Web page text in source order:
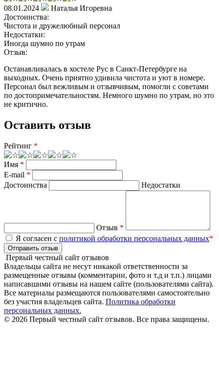
08.01.2024
Наталья Игоревна
Достоинства:
Чистота и дружелюбный персонал
Недостатки:
Иногда шумно по утрам
Отзыв:
Останавливалась в хостеле Рус в Санкт-Петербурге на
выходных. Очень приятно удивила чистота и уют в номере.
Персонал был вежливым и отзывчивым, помогли с советами
по достопримечательностям. Немного шумно по утрам, но это
не критично.
Оставить отзыв
Рейтинг *
Имя *
E-mail *
Достоинства
Недостатки
Отзыв *
Я согласен с политикой обработки персональных данных*
Отправить отзыв
Первый честный сайт отзывов
Владельцы сайта не несут никакой ответственности за
размещенные отзывы (комментарии, фото и т.д и т.п.) лицами
написавшими отзывы на нашем сайте (пользователями сайта).
Все материалы размещаются пользователями самостоятельно
без участия владельцев сайта. Политика обработки
персональных данных.
© 2026 Первый честный сайт отзывов. Все права защищены.